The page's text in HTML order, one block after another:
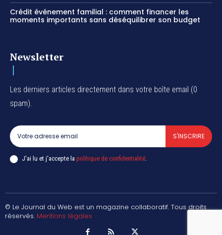
Crédit événement familial : comment financer les
moments importants sans déséquilibrer son budget
Newsletter
Les derniers articles directement dans votre boîte email (0
spam).
S'INSCRIRE
J'ai lu et j'accepte la politique de confidentialité.
© Le Journal du Web est un magazine collaboratif. Tous droits
réservés. Mentions légales